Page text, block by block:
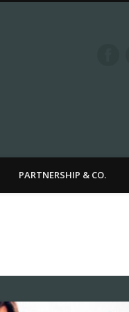
PARTNERSHIP & CO.